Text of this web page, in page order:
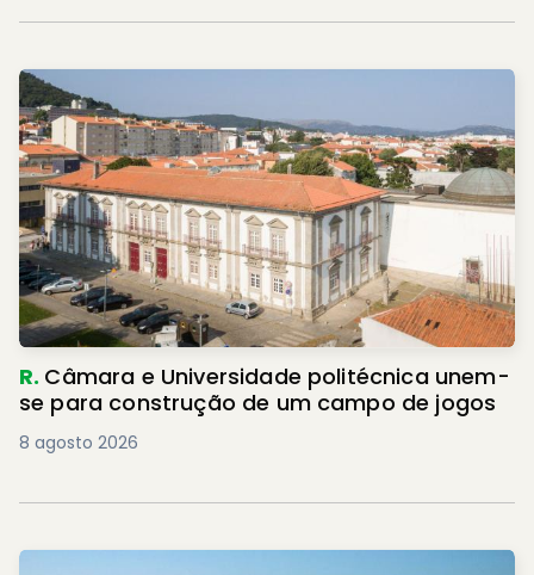
R. Câmara e Universidade politécnica unem-
se para construção de um campo de jogos
8 agosto 2026